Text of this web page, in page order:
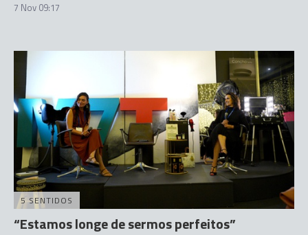
7 Nov 09:17
5 SENTIDOS
“Estamos longe de sermos perfeitos”